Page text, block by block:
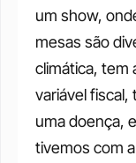
um show,
mesas são
climática, tem
variável fiscal,
uma doença,
tivemos com a